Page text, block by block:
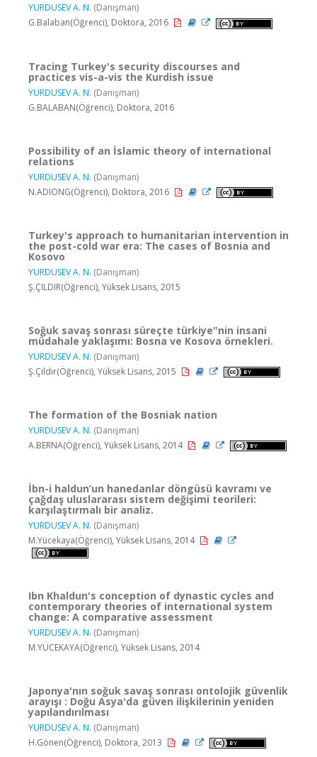
YURDUSEV A. N. (Danışman)
G.Balaban(Öğrenci), Doktora, 2016
Tracing Turkey's security discourses and
practices vis-a-vis the Kurdish issue
YURDUSEV A. N. (Danışman)
G.BALABAN(Öğrenci), Doktora, 2016
Possibility of an İslamic theory of international
relations
YURDUSEV A. N. (Danışman)
N.ADIONG(Öğrenci), Doktora, 2016
Turkey's approach to humanitarian intervention in
the post-cold war era: The cases of Bosnia and
Kosovo
YURDUSEV A. N. (Danışman)
Ş.ÇILDIR(Öğrenci), Yüksek Lisans, 2015
Soğuk savaş sonrası süreçte türkiye‟nin insani
müdahale yaklaşımı: Bosna ve Kosova örnekleri.
YURDUSEV A. N. (Danışman)
Ş.Çıldır(Öğrenci), Yüksek Lisans, 2015
The formation of the Bosniak nation
YURDUSEV A. N. (Danışman)
A.BERNA(Öğrenci), Yüksek Lisans, 2014
İbn-i haldun’un hanedanlar döngüsü kavramı ve
çağdaş uluslararası sistem değişimi teorileri:
karşılaştırmalı bir analiz.
YURDUSEV A. N. (Danışman)
M.Yücekaya(Öğrenci), Yüksek Lisans, 2014
Ibn Khaldun's conception of dynastic cycles and
contemporary theories of international system
change: A comparative assessment
YURDUSEV A. N. (Danışman)
M.YÜCEKAYA(Öğrenci), Yüksek Lisans, 2014
Japonya'nın soğuk savaş sonrası ontolojik güvenlik
arayışı : Doğu Asya'da güven ilişkilerinin yeniden
yapılandırılması
YURDUSEV A. N. (Danışman)
H.Gönen(Öğrenci), Doktora, 2013